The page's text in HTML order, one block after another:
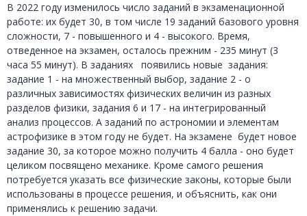
В 2022 году изменилось число заданий в экзаменационной
работе: их будет 30, в том числе 19 заданий базового уровня
сложности, 7 - повышенного и 4 - высокого. Время,
отведенное на экзамен, осталось прежним - 235 минут (3
часа 55 минут). В заданиях появились новые задания:
задание 1 - на множественный выбор, задание 2 - о
различных зависимостях физических величин из разных
разделов физики, задания 6 и 17 - на интегрированный
анализ процессов. А заданий по астрономии и элементам
астрофизике в этом году не будет. На экзамене будет новое
задание 30, за которое можно получить 4 балла - оно будет
целиком посвящено механике. Кроме самого решения
потребуется указать все физические законы, которые были
использованы в процессе решения, и объяснить, как они
применялись к решению задачи.